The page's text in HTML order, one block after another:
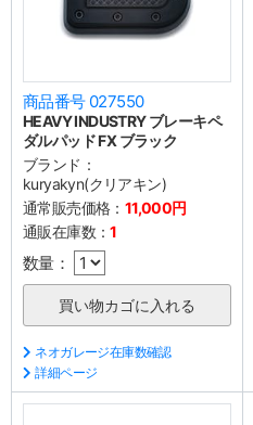
商品番号 027550
HEAVY INDUSTRY ブレーキペ
ダルパッド FX ブラック
ブランド：
kuryakyn(クリアキン)
通常販売価格： 11,000円
通販在庫数：1
数量：
ネオガレージ在庫数確認
詳細ページ